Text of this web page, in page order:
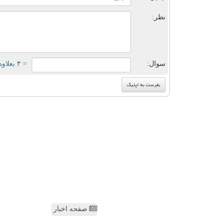
نظر:
سوال: = ۳ بعلاوه ۳
صفحه اخبار